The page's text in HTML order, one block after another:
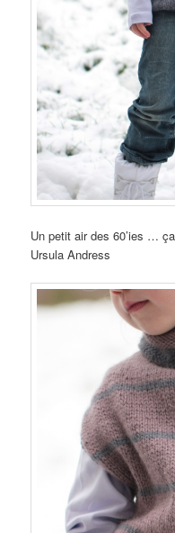
Un petit air des 60’ies …
Ursula Andress